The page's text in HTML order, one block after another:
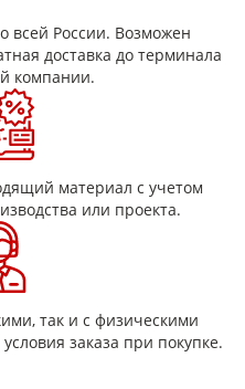
всей России. Возможен
доставка до терминала
компании.
материал с учетом
или проекта.
так и с физическими
заказа при покупке.